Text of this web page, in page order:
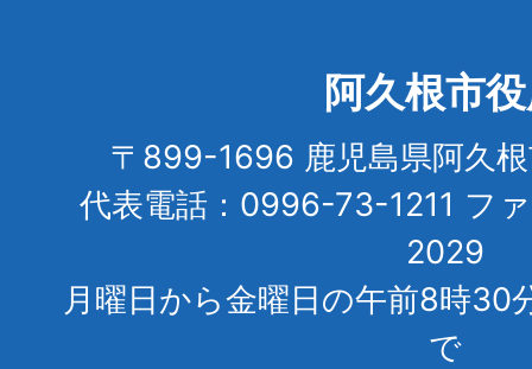
阿久根市
〒899-1696 鹿児島県阿久
代表電話：0996-73-1211 フ
2029
月曜日から金曜日の午前8時30
で